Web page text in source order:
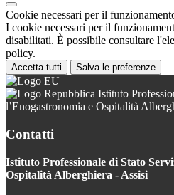
Cookie necessari per il
I cookie necessari per il
disabilitati. È possibile consultare
policy.
Accetta tutti Salva le preferenze
Istituto
l’Enogastronomia e Ospitalità
Contatti
Istituto Professionale di Stato
Ospitalità Alberghiera - Assisi